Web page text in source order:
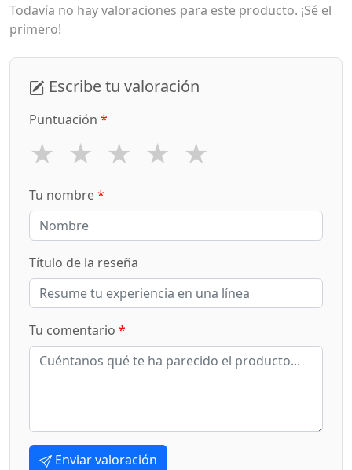
Todavía no hay valoraciones para este producto. ¡Sé el
primero!
Escribe tu valoración
Puntuación *
★ ★ ★ ★ ★
Tu nombre*
Título de la reseña
Tu comentario *
Enviar valoración